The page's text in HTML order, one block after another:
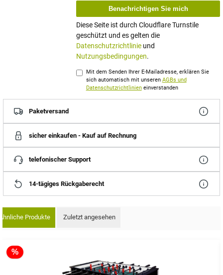
Benachrichtigen Sie mich
Diese Seite ist durch Cloudflare Turnstile
geschützt und es gelten die
Datenschutzrichtlinie und
Nutzungsbedingungen.
Mit dem Senden Ihrer E-Mailadresse, erklären Sie
sich automatisch mit unseren AGBs und
Datenschutzrichtlinieneinverstanden
Paketversand
sicher einkaufen - Kauf auf Rechnung
telefonischer Support
14-tägiges Rückgaberecht
Produkte Zuletzt angesehen
%